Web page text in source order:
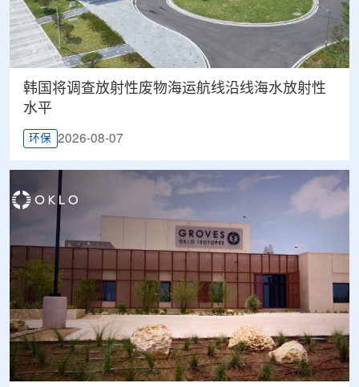
韩国将调查放射性废物海运航线沿线海水放射性
水平
环保 2026-08-07